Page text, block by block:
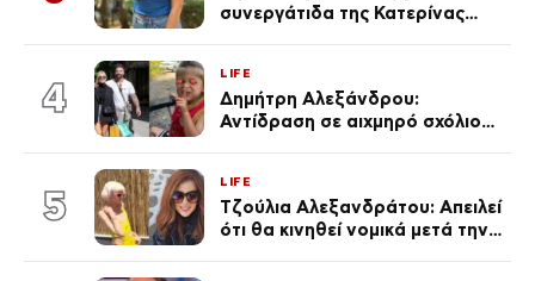
συνεργάτιδα της Κατερίνας
του Θεού»
4
LIFE
Δημήτρη Αλεξάνδρου:
Αντίδραση σε αιχμηρό σχόλιο
5
LIFE
Τζούλια Αλεξανδράτου: Απειλεί
ότι θα κινηθεί νομικά μετά την